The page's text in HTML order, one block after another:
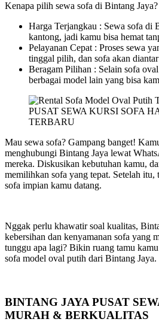
Kenapa pilih sewa sofa di Bintang Jaya?
Harga Terjangkau : Sewa sofa di
kantong, jadi kamu bisa hemat
Pelayanan Cepat : Proses sewa
tinggal pilih, dan sofa akan
Beragam Pilihan : Selain sofa
berbagai model lain yang bisa
PUSAT SEWA KURSI SOFA
TERBARU
Mau sewa sofa? Gampang banget!
menghubungi Bintang Jaya lewat
mereka. Diskusikan kebutuhan kamu,
memilihkan sofa yang tepat. Setelah itu,
sofa impian kamu datang.
Nggak perlu khawatir soal kualitas,
kebersihan dan kenyamanan sofa yang
tunggu apa lagi? Bikin ruang tamu
sofa model oval putih dari Bintang Jaya.
BINTANG JAYA PUSAT
MURAH & BERKUALITAS